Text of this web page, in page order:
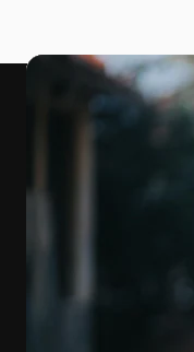
Video
Đồ họa chuyển động
Nền tảng
tác phẩm
đăng ký
nghiệp,